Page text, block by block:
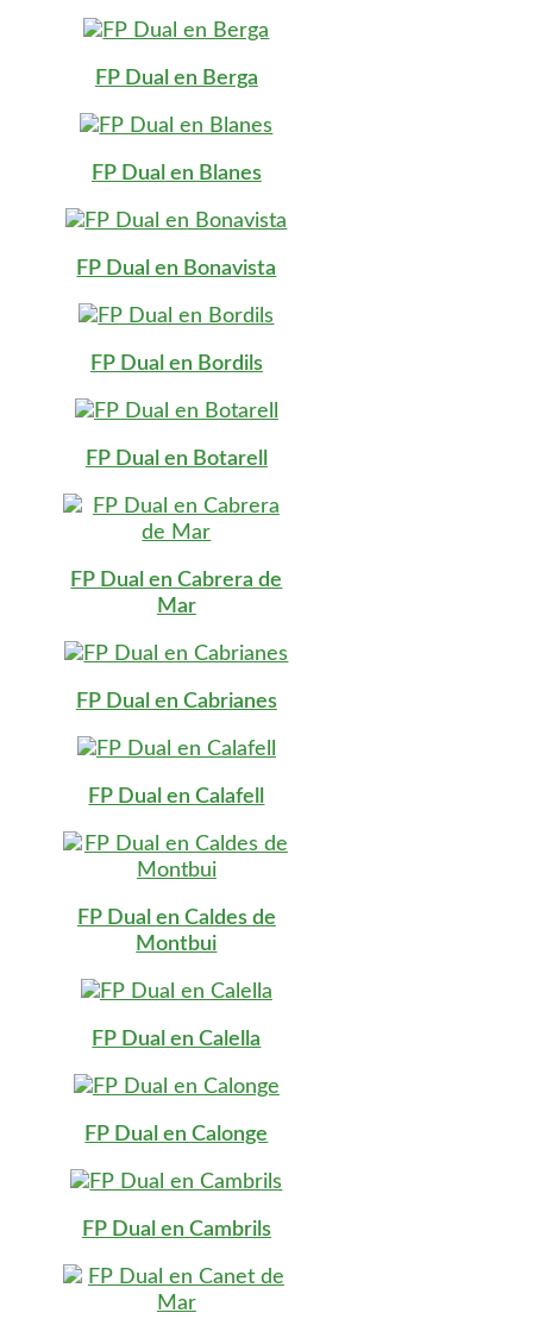
FP Dual en Berga
FP Dual en Blanes
FP Dual en Bonavista
FP Dual en Bordils
FP Dual en Botarell
FP Dual en Cabrera de
Mar
FP Dual en Cabrianes
FP Dual en Calafell
FP Dual en Caldes de
Montbui
FP Dual en Calella
FP Dual en Calonge
FP Dual en Cambrils